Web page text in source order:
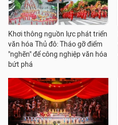
Khơi thông nguồn lực phát triển
văn hóa Thủ đô: Tháo gỡ điểm
"nghẽn" để công nghiệp văn hóa
bứt phá